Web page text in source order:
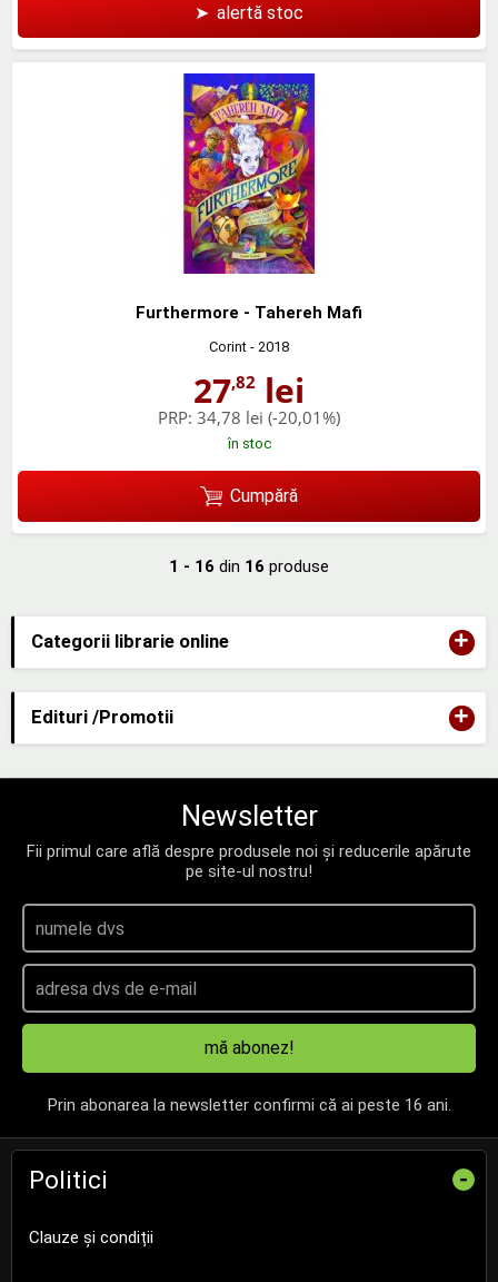
Categorii librarie online +
Edituri /Promotii +
➤ alertă stoc
Furthermore - Tahereh Mafi
Corint - 2018
27,82 lei
PRP: 34,78 lei (-20,01%)
în stoc
Cumpără
1 - 16 din 16 produse
Newsletter
Fii primul care află despre produsele noi și reducerile apărute
pe site-ul nostru!
mă abonez!
Prin abonarea la newsletter confirmi că ai peste 16 ani.
Politici -
Clauze și condiții